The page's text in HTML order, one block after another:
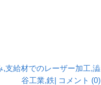
,支給材でのレーザー加工,澁
谷工業,鉄 コメント (0)